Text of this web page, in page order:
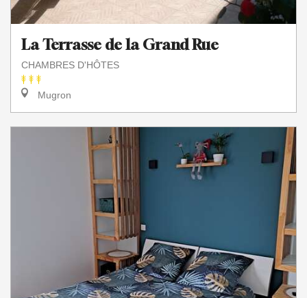
La Terrasse de la Grand Rue
CHAMBRES D'HÔTES
Mugron